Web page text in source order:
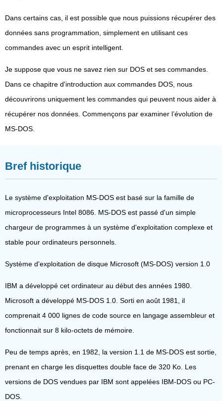
Dans certains cas, il est possible que nous puissions récupérer des
données sans programmation, simplement en utilisant ces
commandes avec un esprit intelligent.
Je suppose que vous ne savez rien sur DOS et ses commandes.
Dans ce chapitre d'introduction aux commandes DOS, nous
découvrirons uniquement les commandes qui peuvent nous aider à
récupérer nos données. Commençons par examiner l’évolution de
MS-DOS.
Bref historique
Le système d'exploitation MS-DOS est basé sur la famille de
microprocesseurs Intel 8086. MS-DOS est passé d'un simple
chargeur de programmes à un système d'exploitation complexe et
stable pour ordinateurs personnels.
Système d'exploitation de disque Microsoft (MS-DOS) version 1.0
IBM a développé cet ordinateur au début des années 1980.
Microsoft a développé MS-DOS 1.0. Sorti en août 1981, il
comprenait 4 000 lignes de code source en langage assembleur et
fonctionnait sur 8 kilo-octets de mémoire.
Peu de temps après, en 1982, la version 1.1 de MS-DOS est sortie,
prenant en charge les disquettes double face de 320 Ko. Les
versions de DOS vendues par IBM sont appelées IBM-DOS ou PC-
DOS.